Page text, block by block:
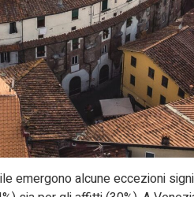
emergono alcune eccezioni